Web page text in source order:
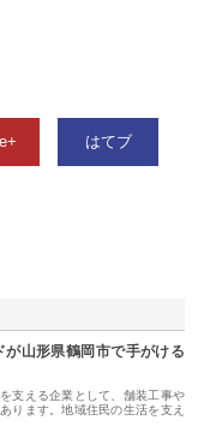
はてブ
山形県鶴岡市で手がける
支える企業として、舗装工事や
ります。地域住民の生活を支え